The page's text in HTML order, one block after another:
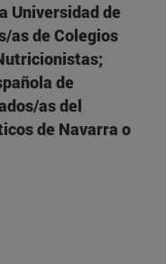
Universidad de
as de Colegios
de
as del
de Navarra o